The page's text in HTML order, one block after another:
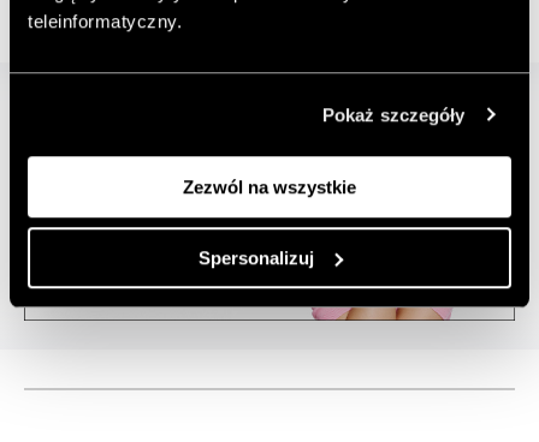
teleinformatyczny.
Pokaż szczegóły
Zezwól na wszystkie
Spersonalizuj